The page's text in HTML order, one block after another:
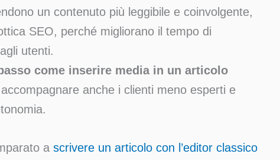
un contenuto più leggibile e coinvolgente,
SEO, perché migliorano il tempo di
utenti.
come inserire media in un articolo
anche i clienti meno esperti e
a scrivere un articolo con l’editor classico